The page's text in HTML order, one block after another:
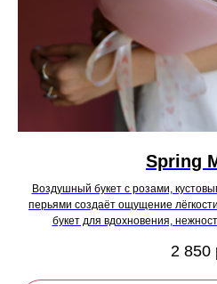
Spring
Воздушный букет с розами,
перьями создаёт ощущение
букет для вдохновения,
2 850